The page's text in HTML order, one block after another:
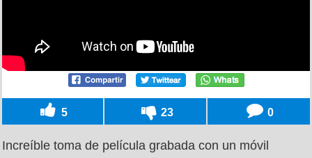
5 23 0
Increíble toma de película grabada con un móvil